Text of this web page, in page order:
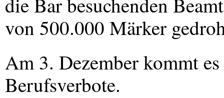
von 500.000 Märker
Am 3. Dezember kommt
Berufsverbote.